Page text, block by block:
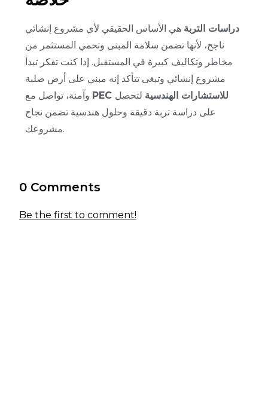
دراسات التربة هي الأساس الحقيقي لأي مشروع إنشائي
ناجح، لأنها تضمن سلامة المبنى وتحمي المستثمر من
مخاطر وتكاليف كبيرة في المستقبل. إذا كنت تفكر تبدأ
مشروع إنشائي وتبغى تتأكد إنه مبني على أرض صلبة
PEC للاستشارات الهندسية لتحصل
على دراسة تربة دقيقة وحلول هندسية تضمن نجاح
مشروعك.
0 Comments
Be the first to comment!